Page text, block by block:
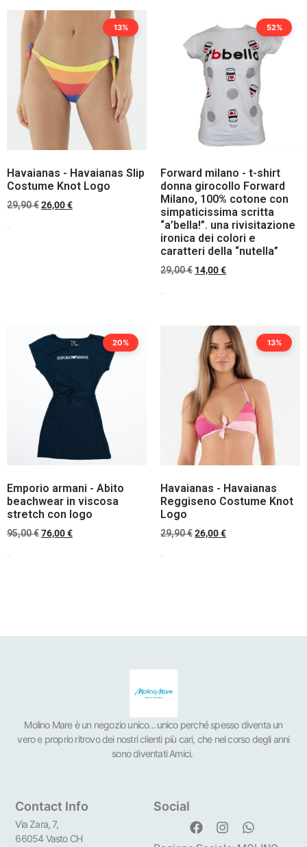
13%
Havaianas - Havaianas Slip
Costume Knot Logo
29,90€26,00€
52%
Forward milano - t-shirt
donna girocollo Forward
Milano, 100% cotone con
simpaticissima scritta
“a’bella!”. una rivisitazione
ironica dei colori e
caratteri della “nutella”
29,00€ 14,00€
20%
Emporio armani - Abito
beachwear in viscosa
stretch con logo
95,00€76,00€
13%
Havaianas - Havaianas
Reggiseno Costume Knot
Logo
29,90€26,00€
Molino Mare è un negozio unico…unico perché spesso diventa un
vero e proprio ritrovo dei nostri clienti più cari, che nel corso degli anni
sono diventati Amici.
Contact Info
Via Zara, 7,
66054 Vasto CH
Social